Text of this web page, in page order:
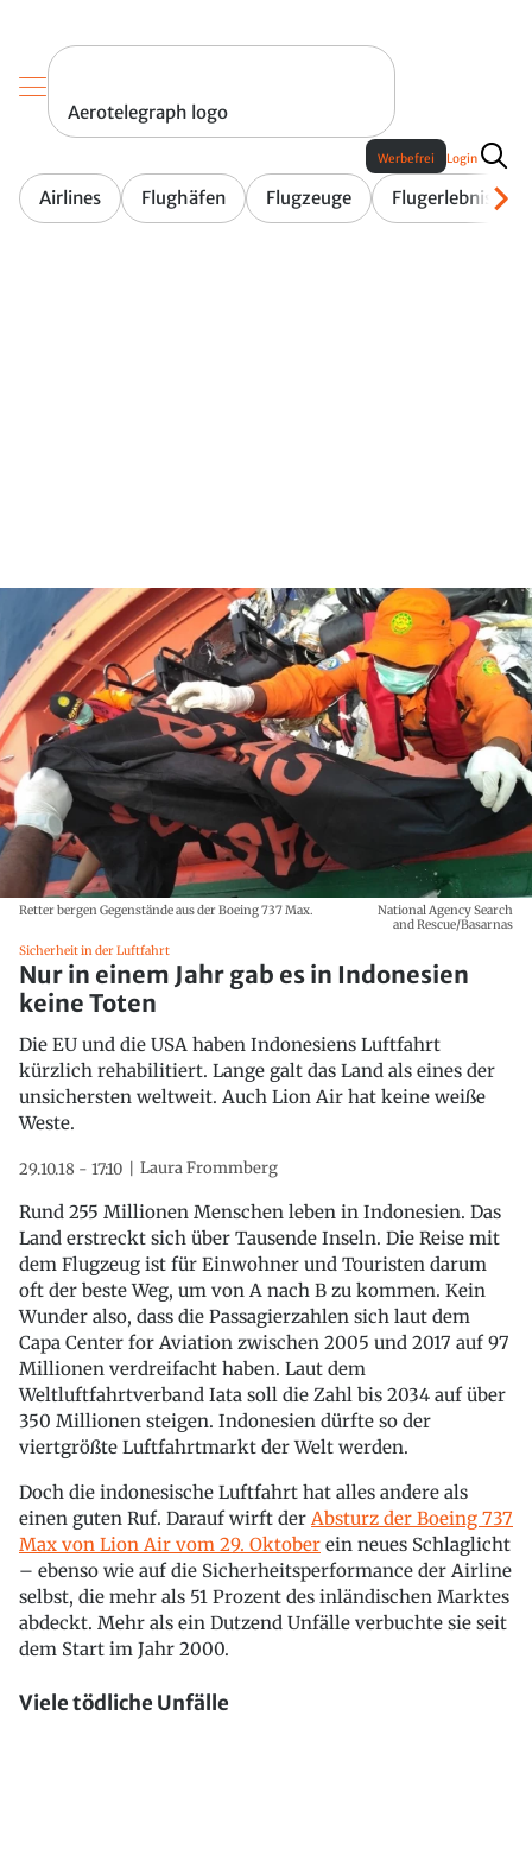
Aerotelegraph logo
Airlines Flughäfen Flugzeuge Flugerlebnis
Werbefrei Login
Retter bergen Gegenstände aus der Boeing 737 Max.
National Agency Search
and Rescue/Basarnas
Sicherheit in der Luftfahrt
Nur in einem Jahr gab es in Indonesien
keine Toten
Die EU und die USA haben Indonesiens Luftfahrt
kürzlich rehabilitiert. Lange galt das Land als eines der
unsichersten weltweit. Auch Lion Air hat keine weiße
Weste.
29.10.18 - 17:10 Laura Frommberg
Rund 255 Millionen Menschen leben in Indonesien. Das
Land erstreckt sich über Tausende Inseln. Die Reise mit
dem Flugzeug ist für Einwohner und Touristen darum
oft der beste Weg, um von A nach B zu kommen. Kein
Wunder also, dass die Passagierzahlen sich laut dem
Capa Center for Aviation zwischen 2005 und 2017 auf 97
Millionen verdreifacht haben. Laut dem
Weltluftfahrtverband Iata soll die Zahl bis 2034 auf über
350 Millionen steigen. Indonesien dürfte so der
viertgrößte Luftfahrtmarkt der Welt werden.
Doch die indonesische Luftfahrt hat alles andere als
einen guten Ruf. Darauf wirft der Absturz der Boeing 737
Max von Lion Air vom 29. Oktober ein neues Schlaglicht
– ebenso wie auf die Sicherheitsperformance der Airline
selbst, die mehr als 51 Prozent des inländischen Marktes
abdeckt. Mehr als ein Dutzend Unfälle verbuchte sie seit
dem Start im Jahr 2000.
Viele tödliche Unfälle